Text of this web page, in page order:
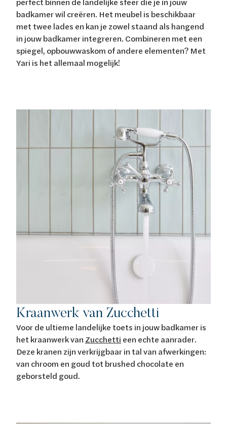
badkamer wil creëren. Het meubel is beschikbaar
met twee lades en kan je zowel staand als hangend
in jouw badkamer integreren. Combineren met een
spiegel, opbouwwaskom of andere elementen? Met
Yari is het allemaal mogelijk!
Kraanwerk van Zucchetti
Voor de ultieme landelijke toets in jouw badkamer is
het kraanwerk van Zucchetti een echte aanrader.
Deze kranen zijn verkrijgbaar in tal van afwerkingen:
van chroom en goud tot brushed chocolate en
geborsteld goud.